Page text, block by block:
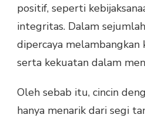
positif, seperti
integritas. Dalam
dipercaya melambangkan
serta kekuatan dalam
Oleh sebab itu, cincin
hanya menarik dari segi